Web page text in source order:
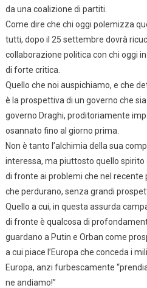
da una coalizione di partiti.
Come dire che chi oggi polemizza
tutti, dopo il 25 settembre dovrà
collaborazione politica con chi oggi
di forte critica.
Quello che noi auspichiamo, e che
è la prospettiva di un governo che
governo Draghi, proditoriamente
osannato fino al giorno prima.
Non è tanto l’alchimia della sua
interessa, ma piuttosto quello spirito
di fronte ai problemi che nel
che perdurano, senza grandi
Quello a cui, in questa assurda
di fronte è qualcosa di
guardano a Putin e Orban come
a cui piace l’Europa che conceda i
Europa, anzi furbescamente
ne andiamo!”